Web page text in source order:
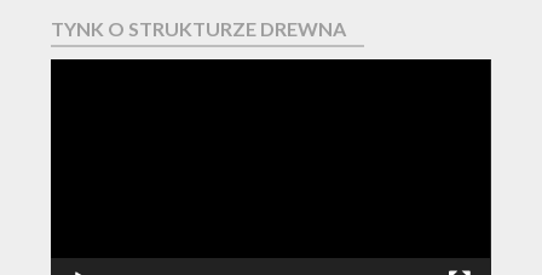
TYNK O STRUKTURZE DREWNA